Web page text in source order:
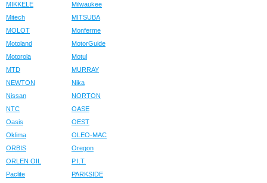
MIKKELE
Milwaukee
Mitech
MITSUBA
MOLOT
Monferme
Motoland
MotorGuide
Motorola
Motul
MTD
MURRAY
NEWTON
Nika
Nissan
NORTON
NTC
OASE
Oasis
OEST
Oklima
OLEO-MAC
ORBIS
Oregon
ORLEN OIL
P.I.T.
Paclite
PARKSIDE